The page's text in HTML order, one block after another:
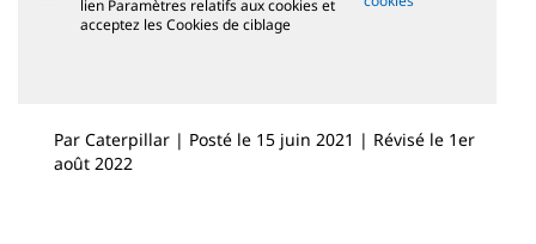
lien Paramètres relatifs aux cookies et
acceptez les Cookies de ciblage
Par Caterpillar | Posté le 15 juin 2021 | Révisé le 1er
août 2022